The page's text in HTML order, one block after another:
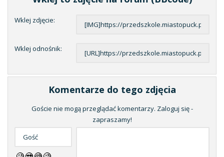
Wklej zdjęcie:
Wklej odnośnik:
Komentarze do tego zdjęcia
Goście nie mogą przeglądać komentarzy. Zaloguj się -
zapraszamy!